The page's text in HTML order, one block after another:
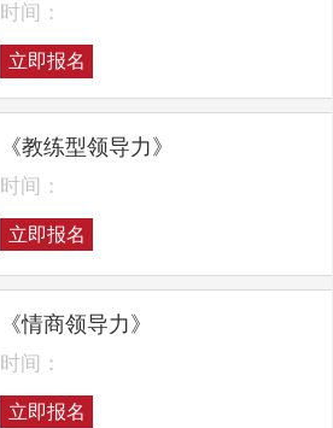
时间：
立即报名
《教练型领导力》
时间：
立即报名
《情商领导力》
时间：
立即报名